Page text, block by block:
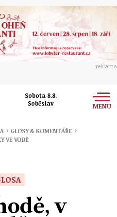
reklama
Sobota 8.8.
Soběslav
MENU
› GLOSY & KOMENTÁŘE ›
VE VODĚ
v